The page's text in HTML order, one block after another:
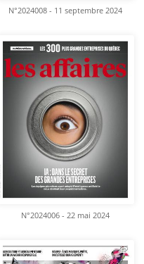
N°2024008 - 11 septembre 2024
N°2024006 - 22 mai 2024